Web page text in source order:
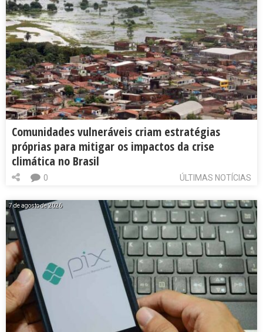
Comunidades vulneráveis criam estratégias
próprias para mitigar os impactos da crise
climática no Brasil
ÚLTIMAS NOTÍCIAS
0
7 de agosto de 2026